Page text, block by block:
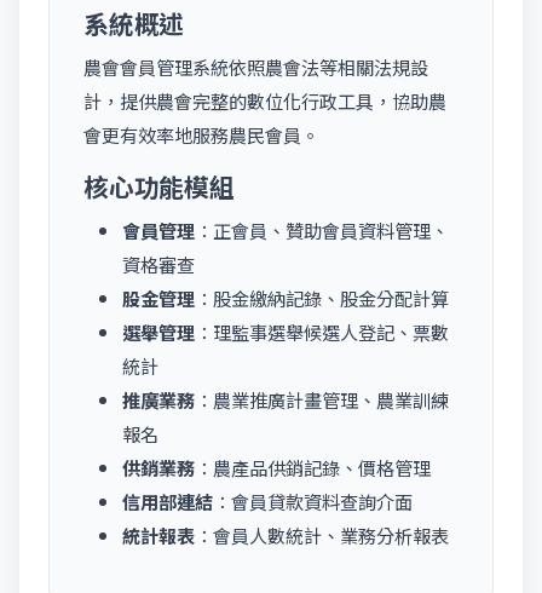
系統概述
農會會員管理系統依照農會法等相關法規設
計，提供農會完整的數位化行政工具，協助農
會更有效率地服務農民會員。
核心功能模組
會員管理 ：正會員、贊助會員資料管理、
資格審查
股金管理 ：股金繳納記錄、股金分配計算
選舉管理 ：理監事選舉候選人登記、票數
統計
推廣業務 ：農業推廣計畫管理、農業訓練
報名
供銷業務 ：農產品供銷記錄、價格管理
信用部連結 ：會員貸款資料查詢介面
統計報表 ：會員人數統計、業務分析報表